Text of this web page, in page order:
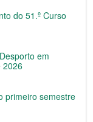
do 51.º Curso
em
2026
primeiro semestre